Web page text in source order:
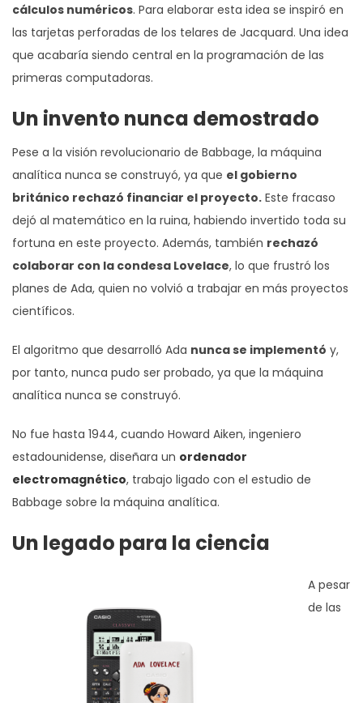
cálculos numéricos. Para elaborar esta idea se inspiró en
las tarjetas perforadas de los telares de Jacquard. Una idea
que acabaría siendo central en la programación de las
primeras computadoras.
Un invento nunca demostrado
Pese a la visión revolucionario de Babbage, la máquina
analítica nunca se construyó, ya que el gobierno
británico rechazó financiar el proyecto. Este fracaso
dejó al matemático en la ruina, habiendo invertido toda su
fortuna en este proyecto. Además, también rechazó
colaborar con la condesa Lovelace, lo que frustró los
planes de Ada, quien no volvió a trabajar en más proyectos
científicos.
El algoritmo que desarrolló Ada nunca se implementó y,
por tanto, nunca pudo ser probado, ya que la máquina
analítica nunca se construyó.
No fue hasta 1944, cuando Howard Aiken, ingeniero
estadounidense, diseñara un ordenador
electromagnético, trabajo ligado con el estudio de
Babbage sobre la máquina analítica.
Un legado para la ciencia
A pesar
de las